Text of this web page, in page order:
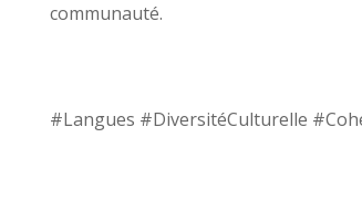
communauté.
#Langues #DiversitéCulturelle